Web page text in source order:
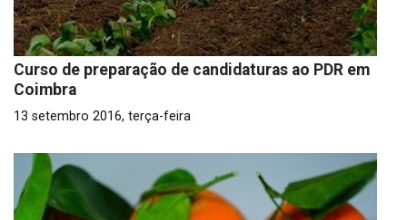
Curso de preparação de candidaturas ao PDR em
Coimbra
13 setembro 2016, terça-feira